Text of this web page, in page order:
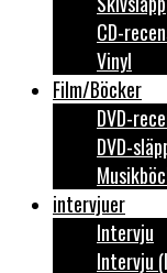
CD-
Vinyl
Film/Böcker
DVD-
DVD-
intervjuer
Intervju
Intervju